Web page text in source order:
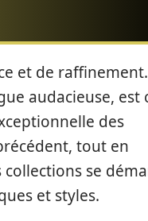
et de raffinement.
audacieuse, est
des
tout en
se
et styles.